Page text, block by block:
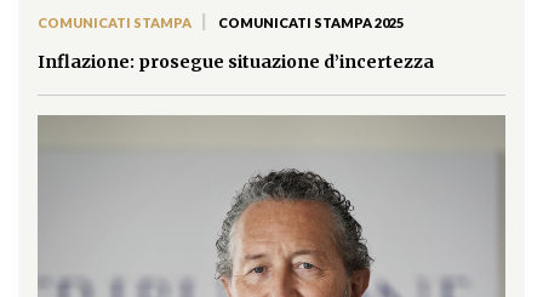
COMUNICATI STAMPA COMUNICATI STAMPA 2025
Inflazione: prosegue situazione d’incertezza